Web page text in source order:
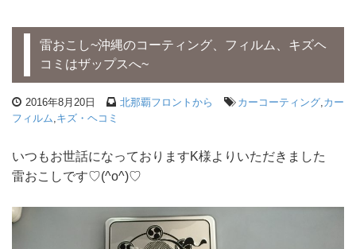
雷おこし~沖縄のコーティング、フィルム、キズヘ
コミはザップスへ~
2016年8月20日 北那覇フロントから カーコーティング カー
フィルム キズ・ヘコミ
いつもお世話になっておりますK様よりいただきました
雷おこしです♡(^o^)♡